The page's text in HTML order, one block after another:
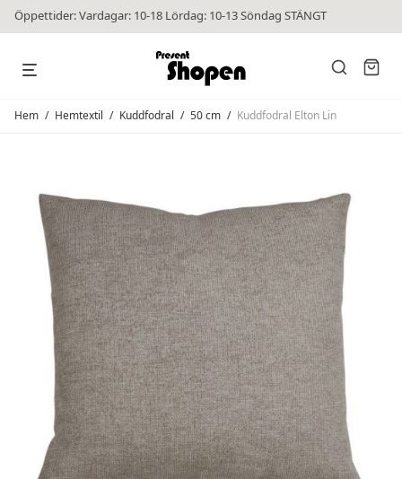
Öppettider: Vardagar: 10-18 Lördag: 10-13 Söndag STÄNGT
Hem / Hemtextil / Kuddfodral / 50 cm / Kuddfodral Elton Lin